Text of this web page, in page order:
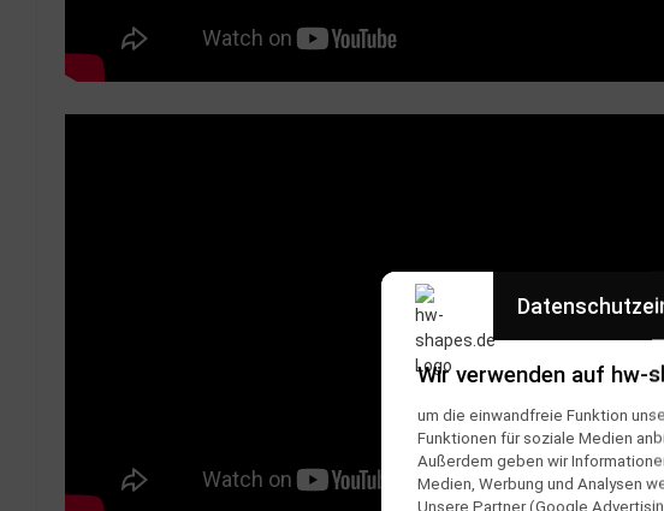
Wir verwenden auf hw-
um die einwandfreie Funktion
Funktionen für soziale Medien
Außerdem geben wir
Medien, Werbung und Analysen
Unsere Partner (Google